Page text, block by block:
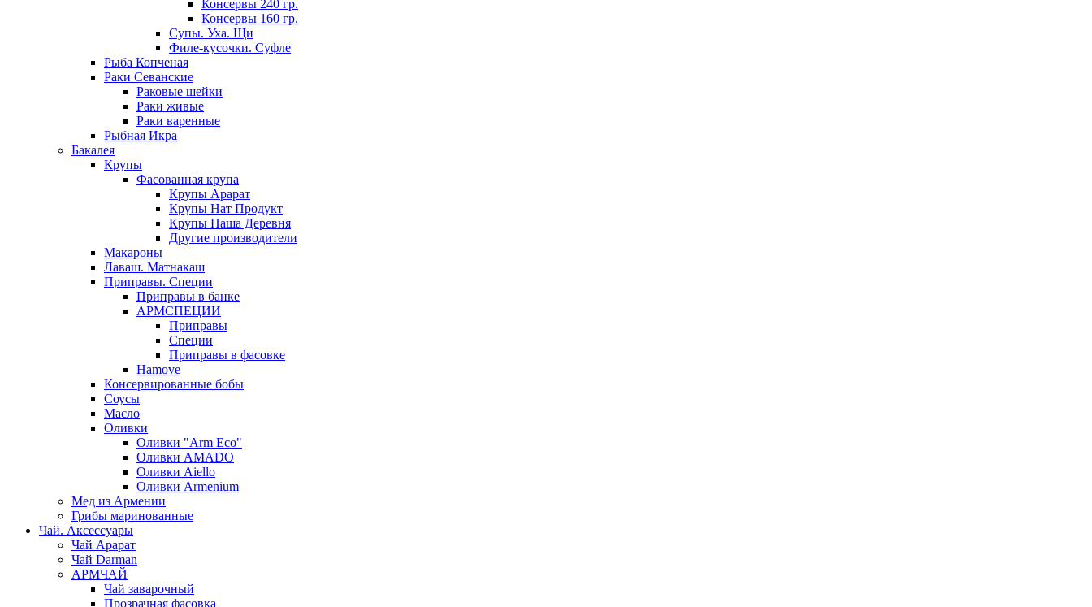
Консервы 240 гр.
Консервы 160 гр.
Супы. Уха. Щи
Филе-кусочки. Суфле
Рыба Копченая
Раки Севанские
Раковые шейки
Раки живые
Раки варенные
Рыбная Икра
Бакалея
Крупы
Фасованная крупа
Крупы Арарат
Крупы Нат Продукт
Крупы Наша Деревня
Другие производители
Макароны
Лаваш. Матнакаш
Приправы. Специи
Приправы в банке
АРМСПЕЦИИ
Приправы
Специи
Приправы в фасовке
Hamove
Консервированные бобы
Соусы
Масло
Оливки
Оливки "Arm Eco"
Оливки AMADO
Оливки Aiello
Оливки Armenium
Мед из Армении
Грибы маринованные
Чай. Аксессуары
Чай Арарат
Чай Darman
АРМЧАЙ
Чай заварочный
Прозрачная фасовка